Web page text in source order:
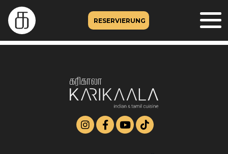
RESERVIERUNG